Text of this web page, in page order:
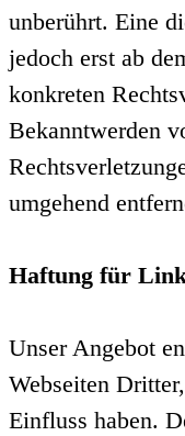
unberührt. Eine
jedoch erst ab
konkreten
Bekanntwerden
umgehend
Haftung für
Unser Angebot
Webseiten
Einfluss haben.